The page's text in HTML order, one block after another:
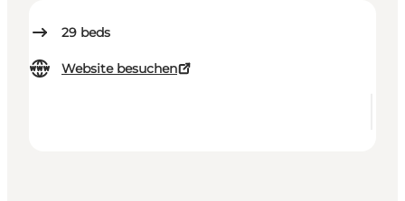
29 beds
Website besuchen